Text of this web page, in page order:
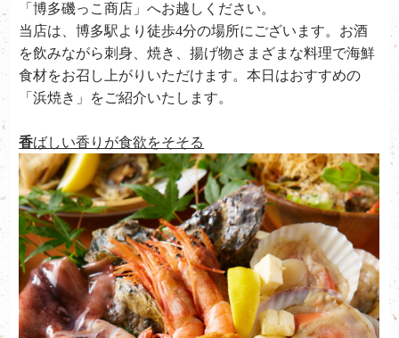
「博多磯っこ商店」へお越しください。
当店は、博多駅より徒歩4分の場所にございます。お酒
を飲みながら刺身、焼き、揚げ物さまざまな料理で海鮮
食材をお召し上がりいただけます。本日はおすすめの
「浜焼き」をご紹介いたします。
香ばしい香りが食欲をそそる